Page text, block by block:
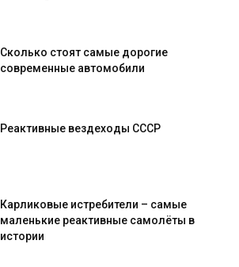
Сколько стоят самые дорогие
современные автомобили
Реактивные вездеходы СССР
Карликовые истребители – самые
маленькие реактивные самолёты в
истории